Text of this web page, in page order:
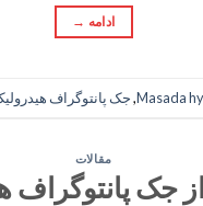
ادامه →
Masada
,جک پانتوگراف
مقالات
جک پانتوگراف